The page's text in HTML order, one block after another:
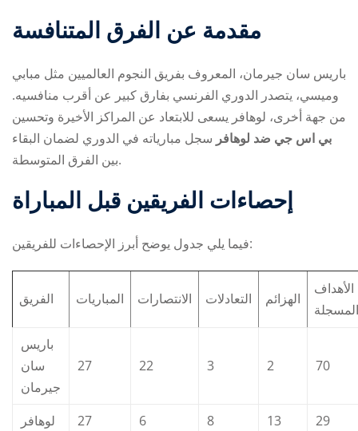
مقدمة عن الفرق المتنافسة
باريس سان جيرمان، المعروف بفريق النجوم العالميين مثل مبابي
وميسي، يتصدر الدوري الفرنسي بفارق كبير عن أقرب منافسيه.
من جهة أخرى، لوهافر يسعى للابتعاد عن المراكز الأخيرة وتحسين
بي اس جي ضد لوهافر سجل مبارياته في الدوري لضمان البقاء
بين الفرق المتوسطة.
إحصاءات الفريقين قبل المباراة
فيما يلي جدول يوضح أبرز الإحصاءات للفريقين:
الفريق المباريات الانتصارات التعادلات الهزائم
الأهداف
المسجلة
باريس
سان
جيرمان
27 22 3 2 70
لوهافر 27 6 8 13 29